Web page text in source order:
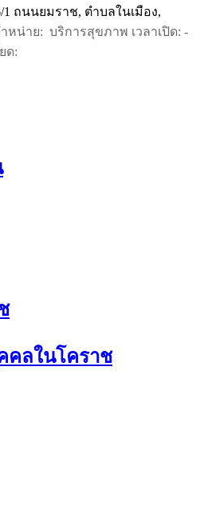
1 ถนนยมราช, ตำบลในเมือง,
หน่าย: บริการสุขภาพ เวลาเปิด: -
ด:
ลในโคราช